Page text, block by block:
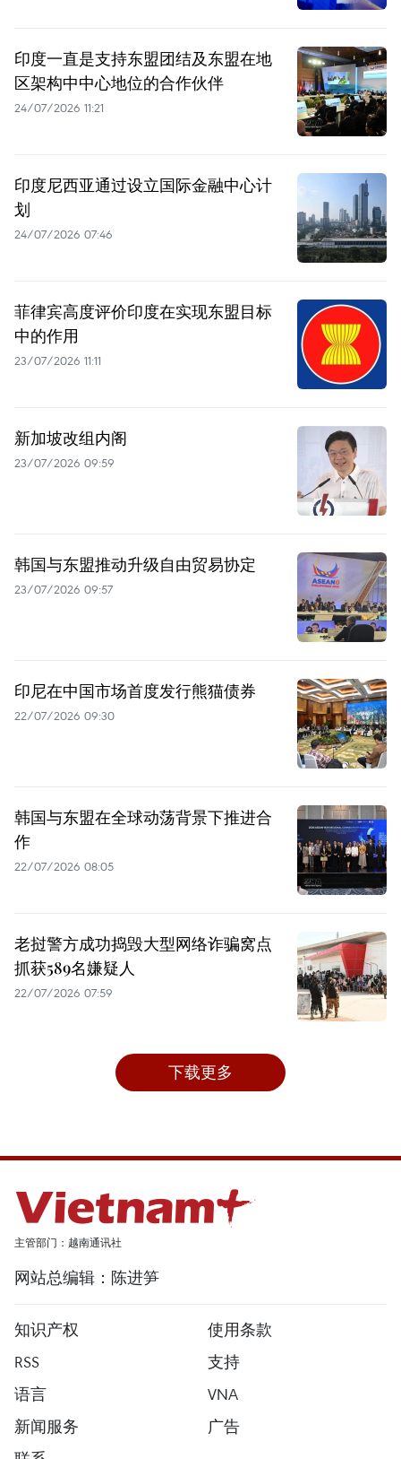
印度一直是支持东盟团结及东盟在地
区架构中中心地位的合作伙伴
24/07/2026 11:21
印度尼西亚通过设立国际金融中心计
划
24/07/2026 07:46
菲律宾高度评价印度在实现东盟目标
中的作用
23/07/2026 11:11
新加坡改组内阁
23/07/2026 09:59
韩国与东盟推动升级自由贸易协定
23/07/2026 09:57
印尼在中国市场首度发行熊猫债券
22/07/2026 09:30
韩国与东盟在全球动荡背景下推进合
作
22/07/2026 08:05
老挝警方成功捣毁大型网络诈骗窝点
抓获589名嫌疑人
22/07/2026 07:59
下载更多
主管部门：越南通讯社
网站总编辑：陈进笋
知识产权
使用条款
RSS
支持
语言
VNA
新闻服务
广告